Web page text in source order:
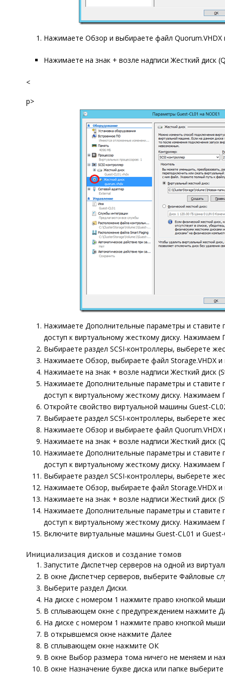
Нажимаете Обзор и выбираете файл Quorum.VHDX
Нажимаете на знак + возле надписи Жесткий диск (
<
p>
Нажимаете Дополнительные параметры и ставите
доступ к виртуальному жесткому диску. Нажимаем
Выбираете раздел SCSI-контроллеры, выберете
Нажимаете Обзор, выбираете файл Storage.VHDX и
Нажимаете на знак + возле надписи Жесткий диск (
Нажимаете Дополнительные параметры и ставите
доступ к виртуальному жесткому диску. Нажимаем
Откройте свойство виртуальной машины Guest-
Выбираете раздел SCSI-контроллеры, выберете
Нажимаете Обзор и выбираете файл Quorum.VHDX
Нажимаете на знак + возле надписи Жесткий диск (
Нажимаете Дополнительные параметры и ставите
доступ к виртуальному жесткому диску. Нажимаем
Выбираете раздел SCSI-контроллеры, выберете
Нажимаете Обзор, выбираете файл Storage.VHDX и
Нажимаете на знак + возле надписи Жесткий диск (
Нажимаете Дополнительные параметры и ставите
доступ к виртуальному жесткому диску. Нажимаем
Включите виртуальные машины Guest-CL01 и Guest-
Инициализация дисков и создание томов
Запустите Диспетчер серверов на одной из
В окне Диспетчер серверов, выберите Файловые
Выберите раздел Диски.
На диске с номером 1 нажмите право кнопкой
В сплывающем окне с предупреждением нажмите
На диске с номером 1 нажмите право кнопкой
В открывшемся окне нажмите Далее
В сплывающем окне нажмите ОК
В окне Выбор размера тома ничего не меняем и
В окне Назначение букве диска или папке выберите